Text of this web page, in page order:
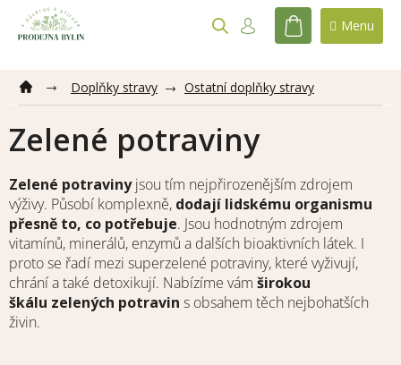
obsah
NÁKUPNÍ
Doplňky stravy Ostatní doplňky stravy
Zelené potraviny
Zelené potravinyjsou tím nejpřirozenějším zdrojem
výživy. Působí komplexně, dodají lidskému organismu
přesně to, co potřebuje. Jsou hodnotným zdrojem
vitamínů, minerálů, enzymů a dalších bioaktivních látek. I
proto se řadí mezi superzelené potraviny, které vyživují,
chrání a také detoxikují. Nabízíme vám širokou
škálu zelených potravin s obsahem těch nejbohatších
živin.